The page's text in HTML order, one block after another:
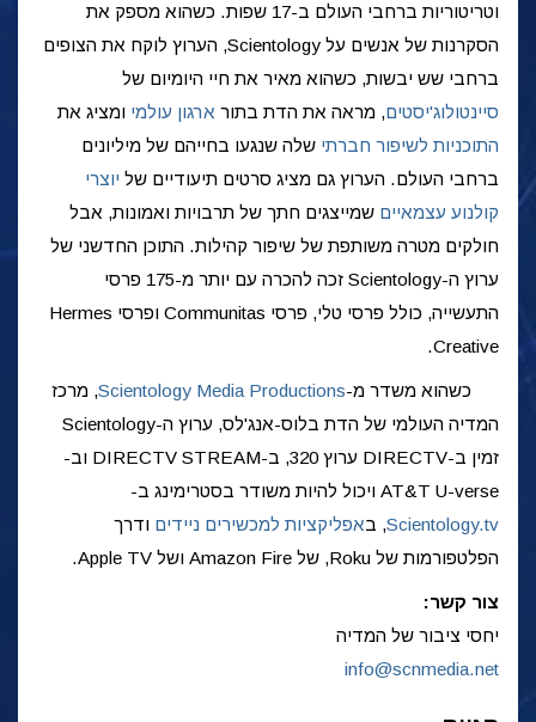
וטריטוריות ברחבי העולם ב-17 שפות. כשהוא מספק את
הסקרנות של אנשים על Scientology, הערוץ לוקח את הצופים
ברחבי שש יבשות, כשהוא מאיר את חיי היומיום של
סיינטולוג'יסטים, מראה את הדת בתור ארגון עולמי ומציג את
התוכניות לשיפור חברתי שלה שנגעו בחייהם של מיליונים
ברחבי העולם. הערוץ גם מציג סרטים תיעודיים של יוצרי
קולנוע עצמאיים שמייצגים חתך של תרבויות ואמונות, אבל
חולקים מטרה משותפת של שיפור קהילות. התוכן החדשני של
ערוץ ה-Scientology זכה להכרה עם יותר מ-175 פרסי
התעשייה, כולל פרסי טלי, פרסי Communitas ופרסי Hermes
Creative.
כשהוא משדר מ-Scientology Media Productions, מרכז
המדיה העולמי של הדת בלוס-אנג'לס, ערוץ ה-Scientology
זמין ב-DIRECTV ערוץ 320, ב-DIRECTV STREAM וב-
AT&T U-verse ויכול להיות משודר בסטרימינג ב-
Scientology.tv, באפליקציות למכשירים ניידים ודרך
הפלטפורמות של Roku, של Amazon Fire ושל Apple TV.
צור קשר:
יחסי ציבור של המדיה
info@scnmedia.net